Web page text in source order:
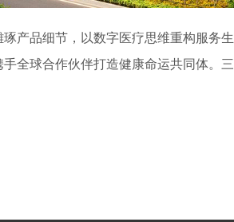
琢产品细节，以数字医疗思维重构服务
手全球合作伙伴打造健康命运共同体。